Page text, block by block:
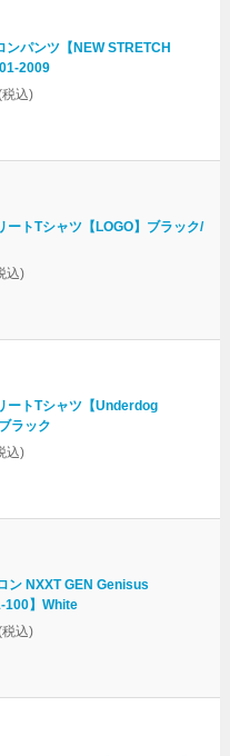
ンパンツ【NEW STRETCH
2009
税込)
ートTシャツ【LOGO】ブラック/
込)
ートTシャツ【Underdog
ラック
込)
ン NXXT GEN Genisus
100】White
税込)